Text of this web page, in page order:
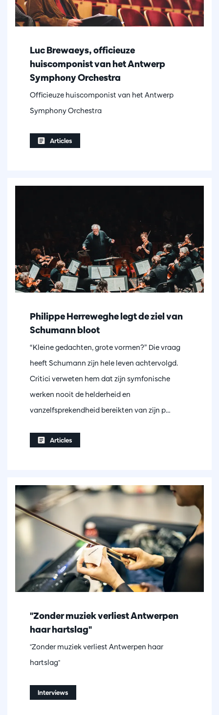
Luc Brewaeys, officieuze
huiscomponist van het Antwerp
Symphony Orchestra
Officieuze huiscomponist van het Antwerp
Symphony Orchestra
Articles
Philippe Herreweghe legt de ziel van
Schumann bloot
“Kleine gedachten, grote vormen?” Die vraag
heeft Schumann zijn hele leven achtervolgd.
Critici verweten hem dat zijn symfonische
werken nooit de helderheid en
vanzelfsprekendheid bereikten van zijn p…
Articles
"Zonder muziek verliest Antwerpen
haar hartslag"
"Zonder muziek verliest Antwerpen haar
hartslag"
Interviews